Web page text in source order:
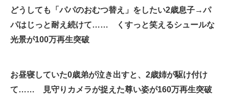
企業向けIT製品の総合サイト
IT製品の技術・比較・事例
モノづくり技術者専門サイト
どうしても「パパのおむつ替え」をしたい2歳息子→パ
パはじっと耐え続けて…… くすっと笑えるシュールな
光景が100万再生突破
お昼寝していた0歳弟が泣き出すと、2歳姉が駆け付け
て…… 見守りカメラが捉えた尊い姿が160万再生突破